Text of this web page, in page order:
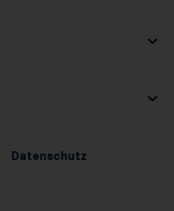
Datenschutz